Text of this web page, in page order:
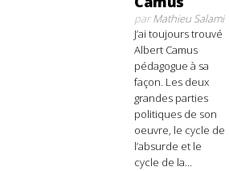
parMathieu Salami
J’ai toujours trouvé
Albert Camus
pédagogue à sa
façon. Les deux
grandes parties
politiques de son
oeuvre, le cycle de
l’absurde et le
cycle de la...